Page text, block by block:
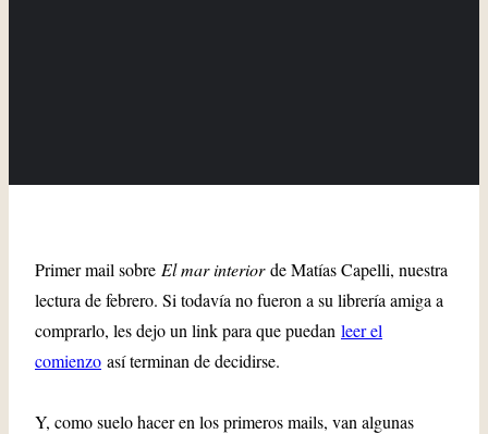
Primer mail sobre El mar interiorde Matías Capelli, nuestra
lectura de febrero. Si todavía no fueron a su librería amiga a
comprarlo, les dejo un link para que puedan leer el
comienzo así terminan de decidirse.
Y, como suelo hacer en los primeros mails, van algunas